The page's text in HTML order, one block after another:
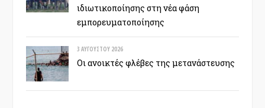
ιδιωτικοποίησης στη νέα φάση
εμπορευματοποίησης
3 ΑΥΓΟΎΣΤΟΥ 2026
Οι ανοικτές φλέβες της μετανάστευσης